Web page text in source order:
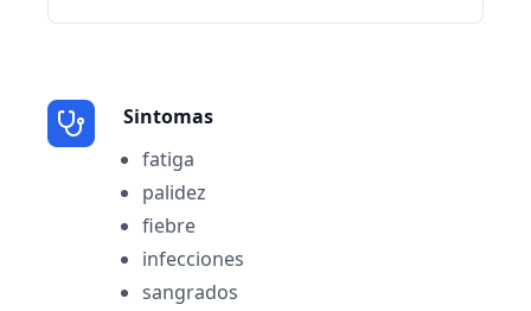
Sintomas
fatiga
palidez
fiebre
infecciones
sangrados